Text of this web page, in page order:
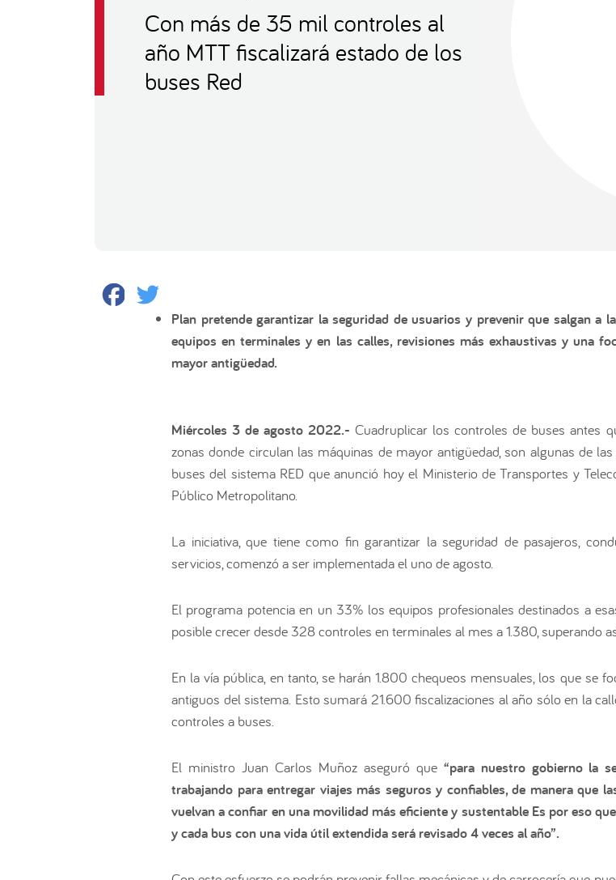
Con más de 35 mil controles al
año MTT fiscalizará estado de los
buses Red
Facebook
Plan pretende garantizar la seguridad de usuarios y prevenir que salgan a
equipos en terminales y en las calles, revisiones más exhaustivas y una
mayor antigüedad.
Miércoles 3 de agosto 2022.-Cuadruplicar los controles de buses antes
zonas donde circulan las máquinas de mayor antigüedad, son algunas de
buses del sistema RED que anunció hoy el Ministerio de Transportes y
Público Metropolitano.
La iniciativa, que tiene como fin garantizar la seguridad de pasajeros,
servicios, comenzó a ser implementada el uno de agosto.
El programa potencia en un 33% los equipos profesionales destinados a
posible crecer desde 328 controles en terminales al mes a 1.380, superando
En la vía pública, en tanto, se harán 1.800 chequeos mensuales, los que se
antiguos del sistema. Esto sumará 21.600 fiscalizaciones al año sólo en la
controles a buses.
El ministro Juan Carlos Muñoz aseguró que “para nuestro gobierno la
trabajando para entregar viajes más seguros y confiables, de manera que
vuelvan a confiar en una movilidad más eficiente y sustentable Es por eso
y cada bus con una vida útil extendida será revisado 4 veces al año”.